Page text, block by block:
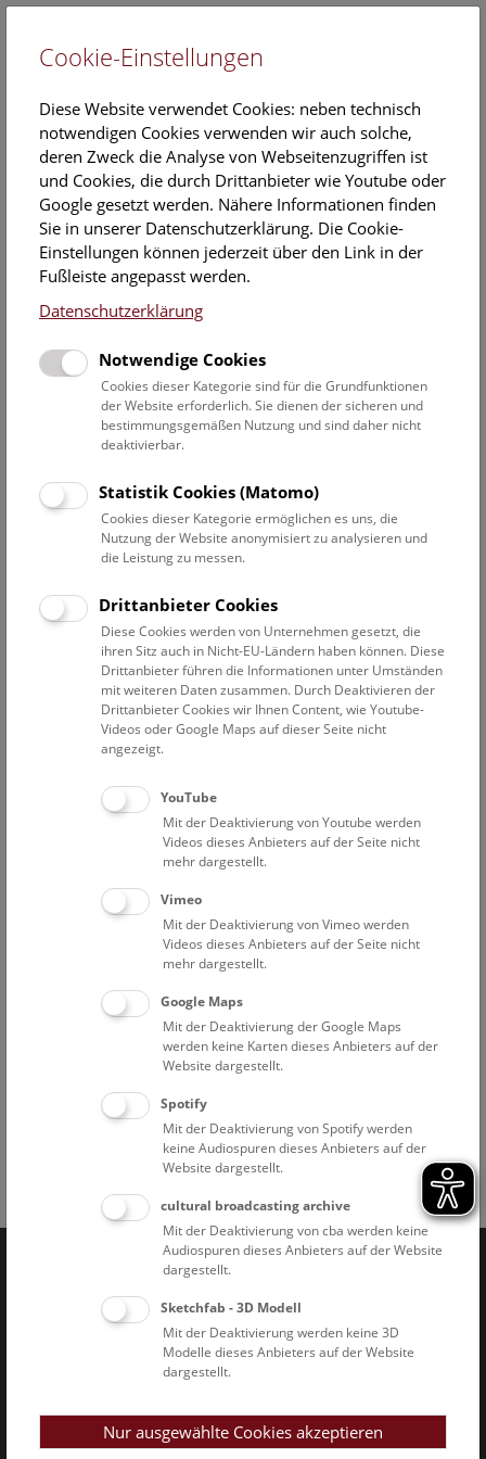
EN
NHM Über den Dächern
Wiens
Sonntag, 20. Juli 2025, 16:00 Uhr – 17:00 Uhr |
Ein kulturhistorischer Spaziergang durch das Museum bis
auf die Dachterrasse mit fantastischem Wienblick wird zum
unvergesslichen Erlebnis.
Jeden Freitag, Samstag und Sonntag, 16:00, sowie jeden
Mittwoch, 18:30 (deutsch)
Every Friday, Saturday, and Sunday, 15:00 (English)
Zusätzlich zu einem Führungs- oder Show-Ticket ist ein gültiges
Eintrittsticket erforderlich.
Bitte beachten Sie, dass das Dach nicht barrierefrei zugänglich
ist und dass der Zutritt erst ab 12 Jahren gestattet ist.
Treffpunkt in der Eingangshalle
Dachansicht © NHM Wien, Christina Rittmannsperger
Follow us on Google
Impressum & AGB Datenschutz
Cookie-Einstellungen
Diese Website verwendet Cookies: neben technisch
notwendigen Cookies verwenden wir auch solche,
deren Zweck die Analyse von Webseitenzugriffen ist
und Cookies, die durch Drittanbieter wie Youtube oder
Google gesetzt werden. Nähere Informationen finden
Sie in unserer Datenschutzerklärung. Die Cookie-
Einstellungen können jederzeit über den Link in der
Fußleiste angepasst werden.
Datenschutzerklärung
Notwendige Cookies
Cookies dieser Kategorie sind für die Grundfunktionen
der Website erforderlich. Sie dienen der sicheren und
bestimmungsgemäßen Nutzung und sind daher nicht
deaktivierbar.
Statistik Cookies (Matomo)
Cookies dieser Kategorie ermöglichen es uns, die
Nutzung der Website anonymisiert zu analysieren und
die Leistung zu messen.
Drittanbieter Cookies
Diese Cookies werden von Unternehmen gesetzt, die
ihren Sitz auch in Nicht-EU-Ländern haben können. Diese
Drittanbieter führen die Informationen unter Umständen
mit weiteren Daten zusammen. Durch Deaktivieren der
Drittanbieter Cookies wir Ihnen Content, wie Youtube-
Videos oder Google Maps auf dieser Seite nicht
angezeigt.
YouTube
Mit der Deaktivierung von Youtube werden
Videos dieses Anbieters auf der Seite nicht
mehr dargestellt.
Vimeo
Mit der Deaktivierung von Vimeo werden
Videos dieses Anbieters auf der Seite nicht
mehr dargestellt.
Google Maps
Mit der Deaktivierung der Google Maps
werden keine Karten dieses Anbieters auf der
Website dargestellt.
Spotify
Mit der Deaktivierung von Spotify werden
keine Audiospuren dieses Anbieters auf der
Website dargestellt.
cultural broadcasting archive
Mit der Deaktivierung von cba werden keine
Audiospuren dieses Anbieters auf der Website
dargestellt.
Sketchfab - 3D Modell
Mit der Deaktivierung werden keine 3D
Modelle dieses Anbieters auf der Website
dargestellt.
Nur ausgewählte Cookies akzeptieren